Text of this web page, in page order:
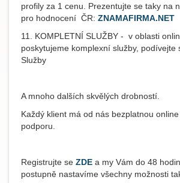
profily za 1 cenu. Prezentujte se taky na
pro hodnocení ČR: ZNAMAFIRMA.NET
11. KOMPLETNÍ SLUŽBY - v oblasti
poskytujeme komplexní služby, podívejte
Služby
A mnoho dalších skvělých drobností.
Každý klient má od nás bezplatnou
podporu.
Registrujte se ZDE a my Vám do 48
postupně nastavíme všechny možnosti